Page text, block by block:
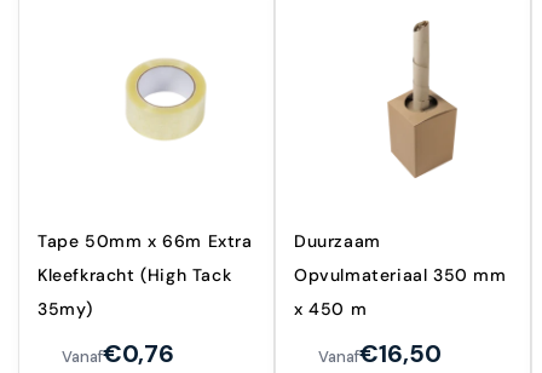
Tape 50mm x 66m Extra
Kleefkracht (High Tack
35my)
Vanaf€0,76
Duurzaam
Opvulmateriaal 350 mm
x 450 m
Vanaf€16,50